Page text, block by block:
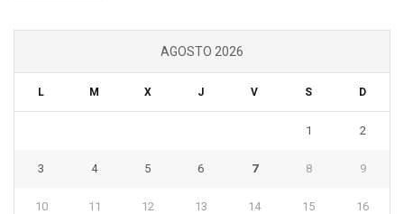
AGOSTO 2026
L M X J V S D
1 2
3 4 5 6 7 8 9
10 11 12 13 14 15 16